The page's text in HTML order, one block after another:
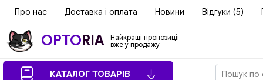
Про нас Доставка і оплата Новини Відгуки (5)
OPTORIA
Найкращі пропозиції
вже у продажу
КАТАЛОГ ТОВАРІВ